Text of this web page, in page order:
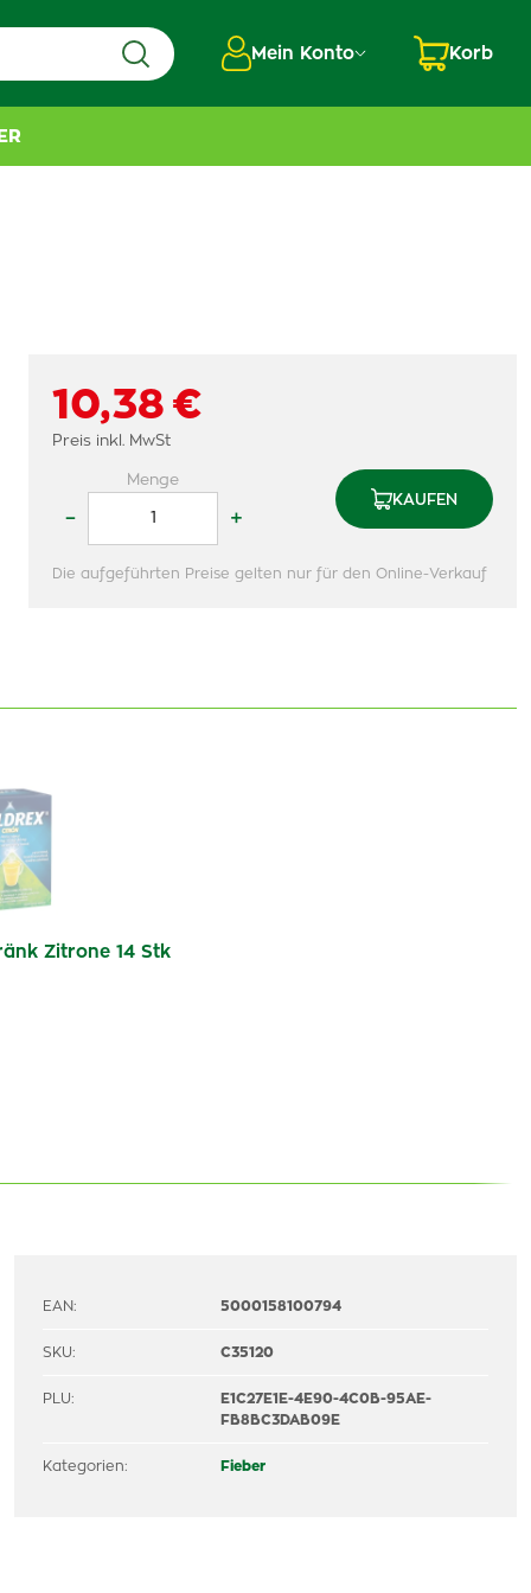
Mein Konto Korb
10,38 €
Preis inkl. MwSt
Menge
– +
KAUFEN
Die aufgeführten Preise gelten nur für den Online-Verkauf
Zitrone 14 Stk
EAN: 5000158100794
SKU: C35120
PLU:
E1C27E1E-4E90-4C0B-95AE-
FB8BC3DAB09E
Kategorien: Fieber